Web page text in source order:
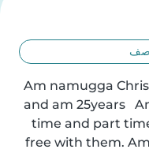
Am namugga
and am 25years
time and part
free with them.